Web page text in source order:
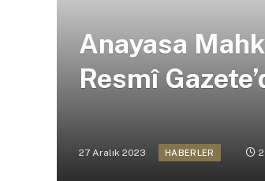
Anayasa
Resmî
27 Aralık 2023 HABERLER